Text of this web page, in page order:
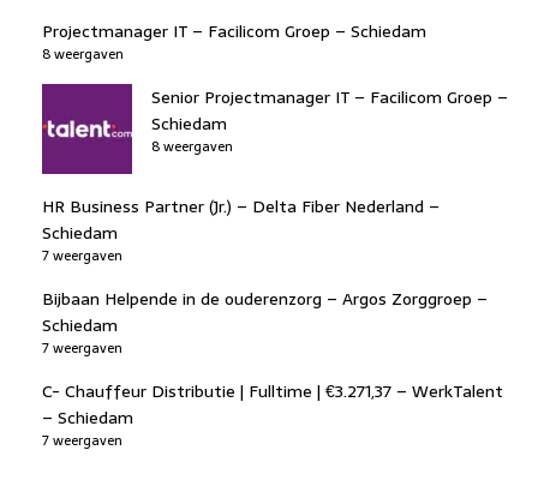
Projectmanager IT – Facilicom Groep – Schiedam
8 weergaven
Senior Projectmanager IT – Facilicom Groep –
Schiedam
8 weergaven
HR Business Partner (Jr.) – Delta Fiber Nederland –
Schiedam
7 weergaven
Bijbaan Helpende in de ouderenzorg – Argos Zorggroep –
Schiedam
7 weergaven
C- Chauffeur Distributie | Fulltime | €3.271,37 – WerkTalent
– Schiedam
7 weergaven